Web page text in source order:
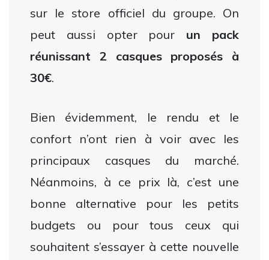
sur le store officiel du groupe. On
peut aussi opter pour un pack
réunissant 2 casques proposés à
30€.
Bien évidemment, le rendu et le
confort n’ont rien à voir avec les
principaux casques du marché.
Néanmoins, à ce prix là, c’est une
bonne alternative pour les petits
budgets ou pour tous ceux qui
souhaitent s’essayer à cette nouvelle